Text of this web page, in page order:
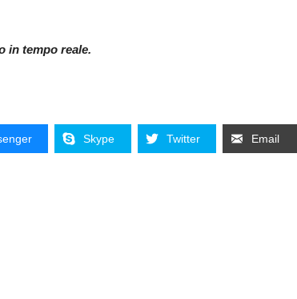
in tempo reale.
Skype Twitter Email